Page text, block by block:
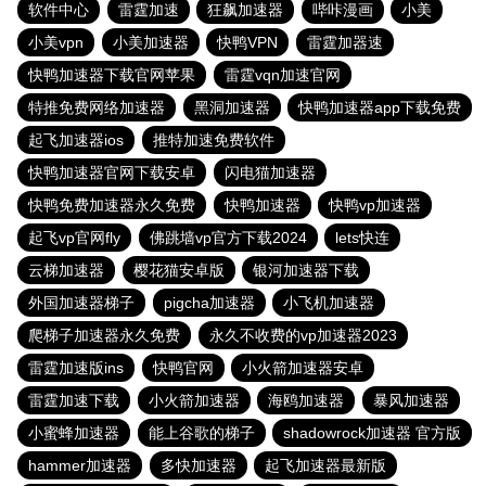
软件中心 雷霆加速 狂飙加速器 哔咔漫画
小美
小美vpn
小美加速器 快鸭VPN
雷霆加器速
快鸭加速器下载官网苹果
雷霆vqn加速官网
特推免费网络加速器
黑洞加速器
快鸭加速器app下载免费
起飞加速器ios
推特加速免费软件
快鸭加速器官网下载安卓
闪电猫加速器
快鸭免费加速器永久免费
快鸭加速器
快鸭vp加速器
起飞vp官网fly
佛跳墙vp官方下载2024
lets快连
云梯加速器
樱花猫安卓版
银河加速器下载
外国加速器梯子
pigcha加速器
小飞机加速器
爬梯子加速器永久免费
永久不收费的vp加速器2023
雷霆加速版ins
快鸭官网
小火箭加速器安卓
雷霆加速下载
小火箭加速器 海鸥加速器
暴风加速器
小蜜蜂加速器
能上谷歌的梯子
shadowrock加速器 官方版
hammer加速器
多快加速器 起飞加速器最新版